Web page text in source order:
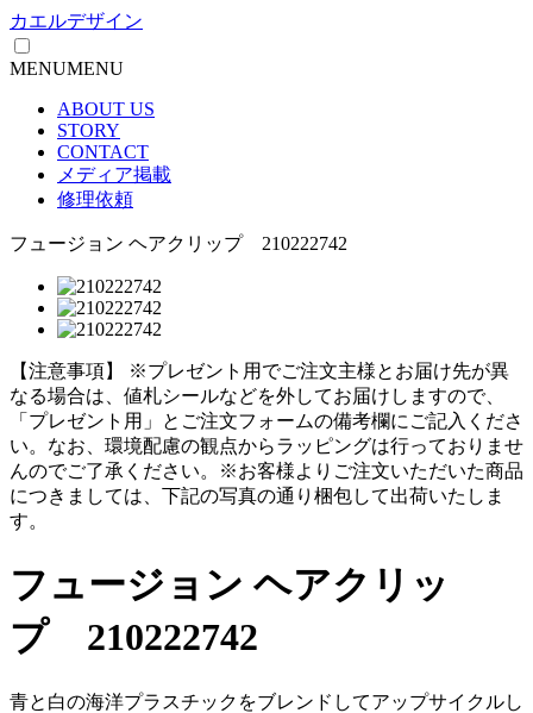
カエルデザイン
MENUMENU
ABOUT US
STORY
CONTACT
メディア掲載
修理依頼
フュージョン ヘアクリップ 210222742
【注意事項】
※プレゼント用でご注文主様とお届け先が異
なる場合は、値札シールなどを外してお届けしますので、
「プレゼント用」とご注文フォームの備考欄にご記入くださ
い。 なお、環境配慮の観点からラッピングは行っておりませ
んのでご了承ください。
※お客様よりご注文いただいた商品
につきましては、下記の写真の通り梱包して出荷いたしま
す。
フュージョン ヘアクリッ
プ 210222742
青と白の海洋プラスチックをブレンドしてアップサイクルし